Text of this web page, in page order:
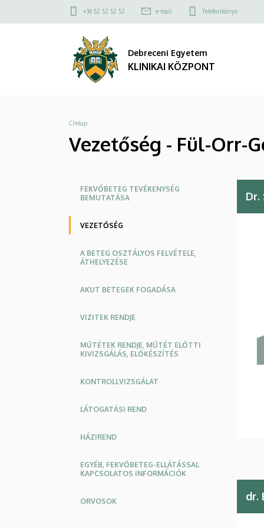
Vezetőség
Nyaksebészeti
a
Felső
menü
+36 52 52 52 52 e-mail Telefonkönyv
Debreceni Egyetem
KLINIKAI KÖZPONT
Morzsa
Címlap
Vezetőség - Fül-Orr-
Oldalmenü
KK
FEKVŐBETEG TEVÉKENYSÉG
BEMUTATÁSA
VEZETŐSÉG
A BETEG OSZTÁLYOS FELVÉTELE,
ÁTHELYEZÉSE
AKUT BETEGEK FOGADÁSA
VIZITEK RENDJE
MŰTÉTEK RENDJE, MŰTÉT ELŐTTI
KIVIZSGÁLÁS, ELŐKÉSZÍTÉS
KONTROLLVIZSGÁLAT
LÁTOGATÁSI REND
HÁZIREND
EGYÉB, FEKVŐBETEG-ELLÁTÁSSAL
KAPCSOLATOS INFORMÁCIÓK
ORVOSOK
Dr.
dr.